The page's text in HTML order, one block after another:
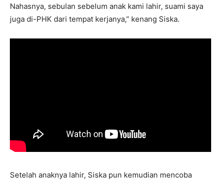
Nahasnya, sebulan sebelum anak kami lahir, suami saya
juga di-PHK dari tempat kerjanya,” kenang Siska.
Setelah anaknya lahir, Siska pun kemudian mencoba